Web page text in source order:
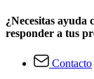
¿Necesitas ayuda
responder a tus
Contacto